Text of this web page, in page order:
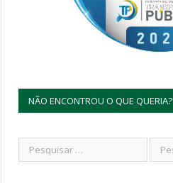
NÃO ENCONTROU O QUE QUERIA?